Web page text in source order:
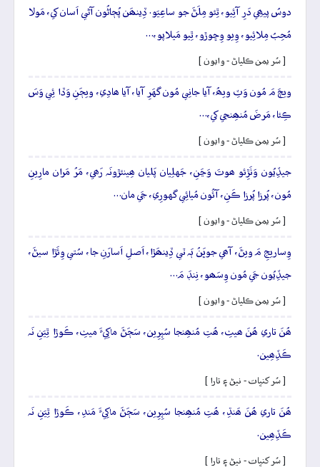
دوسُ پيھِي دَرِ آئِيو، ٿِئو مِلَڻَ جو ساعِيَو. ڏِينھَن پُڄاڻُون آڻي اَسان کي، مَولا
مُحِبُ مِلائِيو، وِيو وِڇوڙو، ٿِيو مَيلاپو،…
[ سُر يمن ڪلياڻ - وايون ]
ويڄَ مَ مُون وَٽِ ويھُ، آيا جانِي مُون گهَرِ آيا، آيا ھادِي، ويڄَنِ وَڏا ئِي وَسَ
ڪِئا، مَرضَ مُنھِنجي کي،…
[ سُر يمن ڪلياڻ - وايون ]
جيڏِيُون وَٺَڙِئو ھوتَ وَڃَنِ، جَهلِيان پَليان ھِينئڙونَہ رَھي، مَرُ مَران مارِينِ
مُون، پُرزا پُرزا ڪَنِ، آئُون مُيائِي گهورِي، جَي مان…
[ سُر يمن ڪلياڻ - وايون ]
وِساريجِ مَ ويڻَ، آھي جوڀَنُ ٻَہ ٽي ڏِينھَڙا، اَصلِ اَسارَنِ جا، سُتي وِئَڙا سيڻَ،
جيڏِيُون جَي مُون وِسَھو، نِنڊَ مَ…
[ سُر يمن ڪلياڻ - وايون ]
ھُنَ تاري ھُنَ ھيٺِ، ھُتِ مُنھِنجا سُپِرِين، سَڄَڻَ ماکِيءَ ميٺِ، ڪَوڙا ٿِيَنِ نَہ
ڪَڏِھِين.
[ سُر کنڀات - نيڻ ۽ تارا ]
ھُنَ تاري ھُنَ ھَنڌِ، ھُتِ مُنھِنجا سُپِرِين، سَڄَڻَ ماکِيءَ مَندِ، ڪَوڙا ٿِيَنِ نَہ
ڪَڏِھِين.
[ سُر کنڀات - نيڻ ۽ تارا ]